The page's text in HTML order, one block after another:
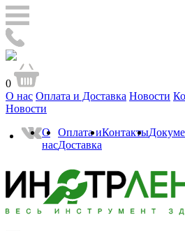
0
О нас Оплата и Доставка Новости
Новости
О
нас
Оплата и
Доставка
Контакты